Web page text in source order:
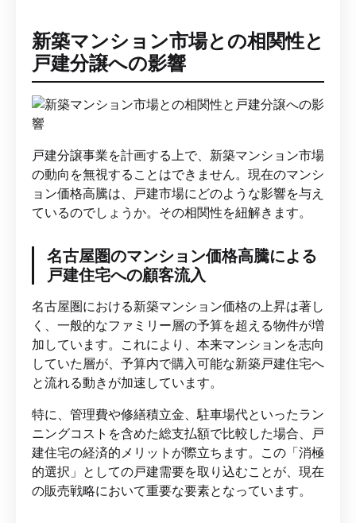
新築マンション市場との相関性と
戸建分譲への影響
戸建分譲事業を計画する上で、新築マンション市場
の動向を無視することはできません。現在のマンシ
ョン価格高騰は、戸建市場にどのような影響を与え
ているのでしょうか。その相関性を紐解きます。
名古屋圏のマンション価格高騰による
戸建住宅への顧客流入
名古屋圏における新築マンション価格の上昇は著し
く、一般的なファミリー層の予算を超える物件が増
加しています。これにより、本来マンションを志向
していた層が、予算内で購入可能な新築戸建住宅へ
と流れる動きが加速しています。
特に、管理費や修繕積立金、駐車場代といったラン
ニングコストを含めた総支払額で比較した場合、戸
建住宅の経済的メリットが際立ちます。この「消極
的選択」としての戸建需要を取り込むことが、現在
の販売戦略において重要な要素となっています。